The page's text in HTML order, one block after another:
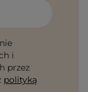
i
przez
polityką